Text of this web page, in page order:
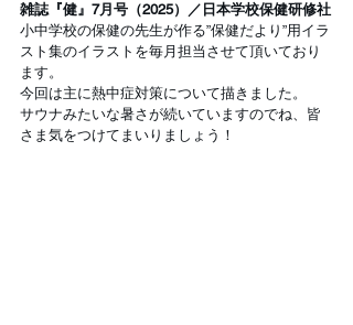
雑誌『健』7月号（2025）／日本学校保健研修社
小中学校の保健の先生が作る”保健だより”用イラ
スト集のイラストを毎月担当させて頂いており
ます。
今回は主に熱中症対策について描きました。
サウナみたいな暑さが続いていますのでね、皆
さま気をつけてまいりましょう！